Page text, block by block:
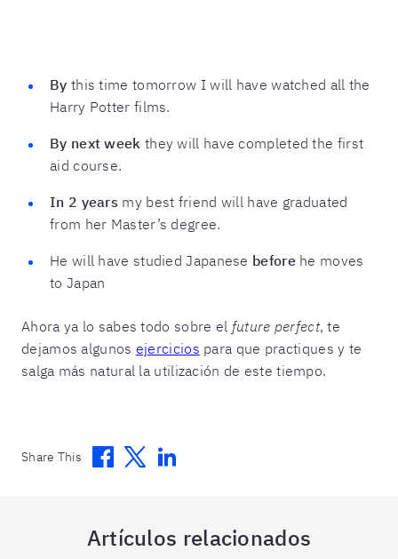
By this time tomorrow I will have watched all the
Harry Potter films.
By next week they will have completed the first
aid course.
In 2 years my best friend will have graduated
from her Master’s degree.
He will have studied Japanese beforehe moves
to Japan
Ahora ya lo sabes todo sobre el future perfect, te
dejamos algunos ejercicios para que practiques y te
salga más natural la utilización de este tiempo.
Share This Facebook
TwitterLinkedin
Artículos relacionados